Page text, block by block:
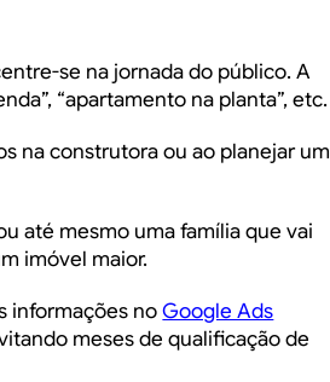
se na jornada do público. A
“apartamento na planta”, etc.
na construtora ou ao planejar um
até mesmo uma família que vai
imóvel maior.
informações noGoogle Ads
meses de qualificação de